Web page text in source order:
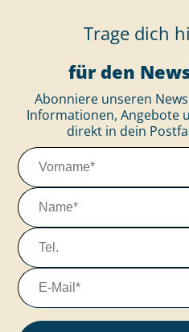
Trage dich
für den
Abonniere unseren
Informationen, Angebote
direkt in dein